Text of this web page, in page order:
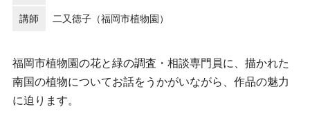
講師 二又徳子（福岡市植物園）
福岡市植物園の花と緑の調査・相談専門員に、描かれた
南国の植物についてお話をうかがいながら、作品の魅力
に迫ります。